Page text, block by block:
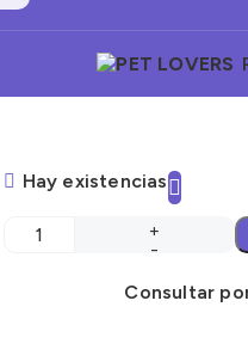
Hay existencias
Consultar